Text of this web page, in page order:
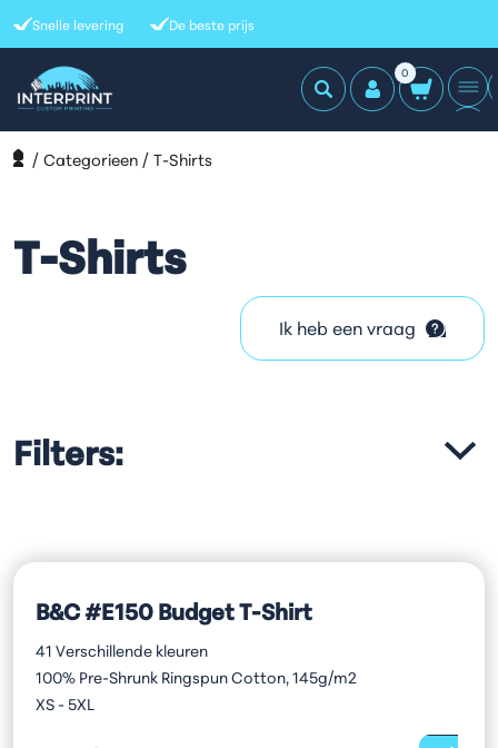
Snelle levering De beste prijs
0
H Categorieen T-Shirts
T-Shirts
Ik heb een vraag
Filters:
B&C #E150 Budget T-Shirt
41 Verschillende kleuren
100% Pre-Shrunk Ringspun Cotton, 145g/m2
XS - 5XL